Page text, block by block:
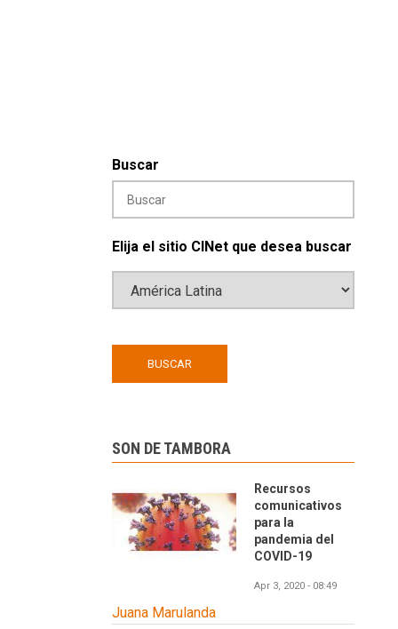
Buscar
Elija el sitio CINet que desea buscar
SON DE TAMBORA
Recursos
comunicativos
para la
pandemia del
COVID-19
Apr 3, 2020 - 08:49
Juana Marulanda